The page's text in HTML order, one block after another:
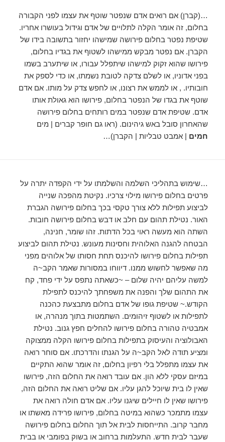
…(קברן) אם רואים אדם שנפטר שוטף את עצמו לפני הקבורה
בחלום, זה אומר הקלה לתלויים של אדם וגידול בעושרו אחריו.
שטיפת נפטר בחלום פירושה שמישהו יחזור בתשובה בידו של
הקברן. אם נפטר מבקש ממישהו לשטוף את בגדיו בחלום,
פירושו שהוא זקוק למישהו שיתפלל עבורו, או שיתערב בשמו
בפני אדוניו, או לשלם צדקה לטובת נשמתו, או כדי לספק את
חובותיו. , או לממש את רצונו, או לחפש צדק על מותו. אם אדם
שוטף את בגדו של הנפטר בחלום, פירושו הוא גאולת אותו
אדם. שטיפת אדם שנפטר במים רותחים בחלום פירושה
שהאחרון סובל באש גיהינום. (ראו גם חופר קברים | מים
חמים | אמבט טבליות | הקברן)…
…שימוש בתהליכי השלמה והשלמתו על ידי הקפדה יתרה על
פרטים בחלום פירושו מילוי צרכיו. נקיטת מהפכה שנייה
לביצוע תפילות ללא צורך טקסי בכך בחלום פירושה הגברת
האור. נטילת תהום עם חלב או דבש בחלום פירושה חובות.
השתה הוא מעשה ראוי בכל הדתות. זהו שומר, חנינה,
הבטחה להגנה האלוהית וחסינות מעונש. נטילת תהום לביצוע
תפילות בחלום פירושו להיכנס תחת חסותו של אלוהים מפני
מה שאפשר לחשוש ממנו. דיווחו במסורות שאמר הקב~ה
למשה עליהם יהיה שלום – ~כשאתה נתפס על ידי פחד, קח
את התהום שלך והפנה את משפחתך להיכנס לתפילת
הקודש.~ שטיפת גופו של אדם בחלום מתבצעת כהכנה
לתפילות או לשטוף זיהומים. השתמטות בתוך מנהרה, או
אמבטיה טהורה בחלום פירושו להחלים חפץ גנוב. נטילת
האבולוציה והעיסוק בתפילות בחלום פירושו הקלה ממצוקה
ומציע תודה לאל הקב~ה על הגנתו והדרכתו. אם סוחר רואה
את עצמו מתפלל בלי רפיון בחלום, זה אומר שהוא התקיים
במיזם עסקי ללא הון. אם עובד רואה את החלום הזה, פירושו
שאין לו בית שיוכל להגן עליו. אם שליט רואה את החלום הזה,
פירושו שאין לו חיילים שיגנו עליו. אם אדם חולה רואה את
עצמו מתמכר כשהוא במיטה בחלום, פירושו פרידה מאשתו או
מחבר קרוב. התייחסות לבית אל תוך החלום בחלום פירושה
שעבר לבית חדש. התעלמות ברחוב או בשוק בפומבי או בבית